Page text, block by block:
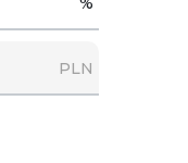
PLN